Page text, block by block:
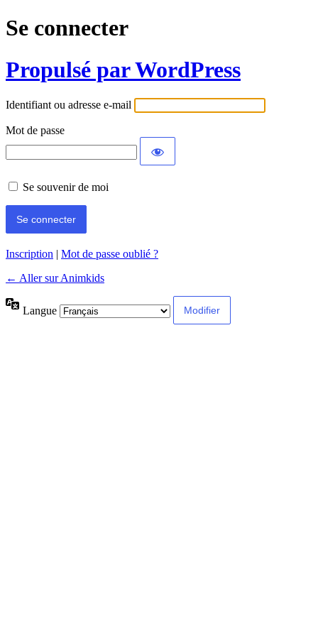
Se connecter
Propulsé par WordPress
Identifiant ou adresse e-mail
Mot de passe
Se souvenir de moi
Inscription | Mot de passe oublié ?
← Aller sur Animkids
Langue